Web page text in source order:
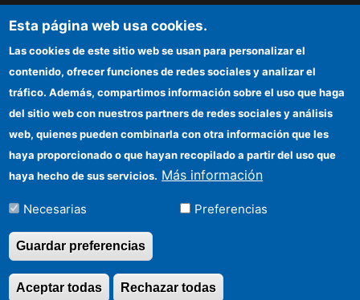
Institute of Public Policies and Goods
IPP
CSIC Electronic Office
Information for providers
Funding entities
Location
©Copyright 2026 Todos los derechos reservados
Esta página web usa cookies.
Las cookies de este sitio web se usan para personalizar el
contenido, ofrecer funciones de redes sociales y analizar el
tráfico. Además, compartimos información sobre el uso que haga
del sitio web con nuestros partners de redes sociales y análisis
web, quienes pueden combinarla con otra información que les
haya proporcionado o que hayan recopilado a partir del uso que
haya hecho de sus servicios. Más información
Necesarias Preferencias
Guardar preferencias
Rechazar todas
Aceptar todas